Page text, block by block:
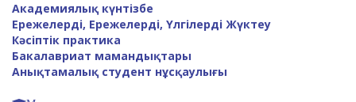
Академиялық күнтізбе
Ережелерді, Ережелерді, Үлгілерді Жүктеу
Кәсіптік практика
Бакалавриат мамандықтары
Анықтамалық студент нұсқаулығы